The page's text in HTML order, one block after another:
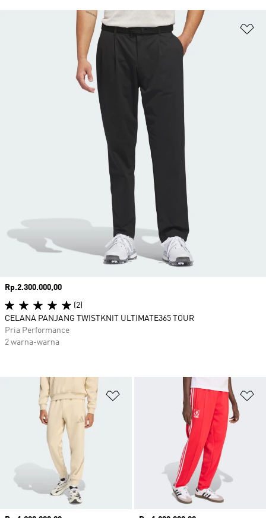
Tambahkan ke Wishlist
Harga
Rp.2.300.000,00
(2)
CELANA PANJANG TWISTKNIT ULTIMATE365 TOUR
Pria Performance
2 warna-warna